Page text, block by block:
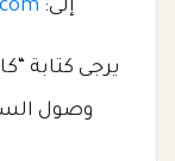
إلى:
يرجى كتابة
وصول